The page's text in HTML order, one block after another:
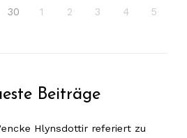
30 1 2 3 4 5
Beiträge
Hlynsdottir referiert zu